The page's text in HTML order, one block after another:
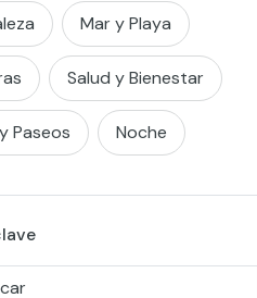
Mar y Playa
Salud y Bienestar
Paseos Noche